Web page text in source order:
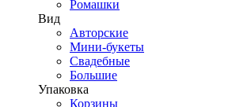
Ромашки
Вид
Авторские
Мини-букеты
Свадебные
Большие
Упаковка
Корзины